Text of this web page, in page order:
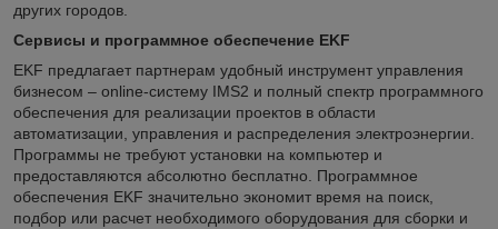
других городов.
Сервисы и программное обеспечение EKF
EKF предлагает партнерам удобный инструмент управления
бизнесом – online-систему IMS2 и полный спектр программного
обеспечения для реализации проектов в области
автоматизации, управления и распределения электроэнергии.
Программы не требуют установки на компьютер и
предоставляются абсолютно бесплатно. Программное
обеспечения EKF значительно экономит время на поиск,
подбор или расчет необходимого оборудования для сборки и